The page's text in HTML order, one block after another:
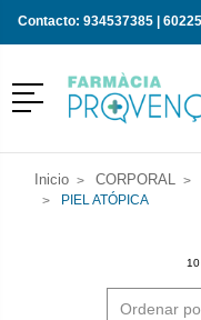
Contacto: 934537385|
Menú
Inicio CORPORAL
PIEL ATÓPICA
Ordenar